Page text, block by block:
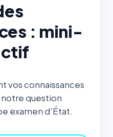
: mini-
vos connaissances
question
examen d'État.